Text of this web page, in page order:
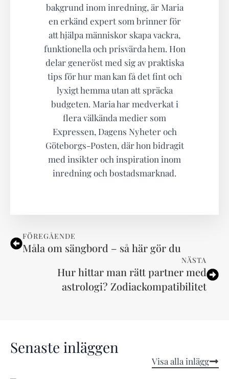
bakgrund inom inredning, är Maria
en erkänd expert som brinner för
att hjälpa människor skapa vackra,
funktionella och prisvärda hem. Hon
delar generöst med sig av praktiska
tips för hur man kan få det fint och
lyxigt hemma utan att spräcka
budgeten. Maria har medverkat i
flera välkända medier som
Expressen, Dagens Nyheter och
Göteborgs-Posten, där hon bidragit
med insikter och inspiration inom
inredning och bostadsmarknad.
FÖREGÅENDE
Måla om sängbord – så här gör du
NÄSTA
Hur hittar man rätt partner med
astrologi? Zodiackompatibilitet
Senaste inläggen
Visa alla inlägg